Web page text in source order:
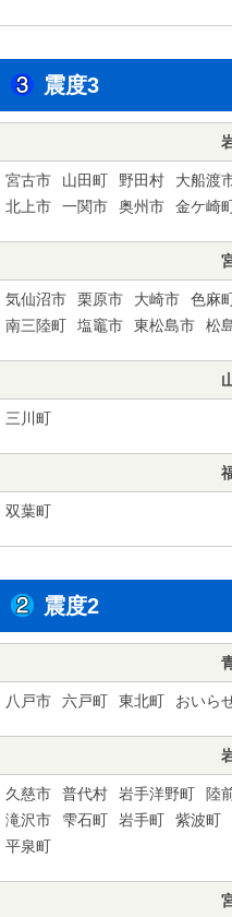
震度3
宮古市 山田町 野田村 大船渡
北上市
一関市 奥州市 金ケ崎
気仙沼市 栗原市 大崎市 色麻
南三陸町
塩竈市 東松島市 松
三川町
双葉町
震度2
八戸市 六戸町 東北町 おいら
久慈市 普代村 岩手洋野町 陸
滝沢市
雫石町 岩手町 紫波町
平泉町